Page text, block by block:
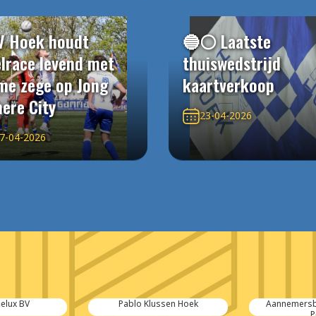
Hoek houdt
levend met
zege op Jong
City
04-2026
🔵⚪️ Laatste
thuiswedstrijd
kaartverkoop
23-04-2026
BV Pablo Klussen Hoek